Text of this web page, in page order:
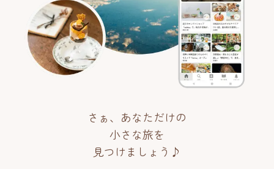
さぁ、あなただけの
小さな旅を
見つけましょう♪